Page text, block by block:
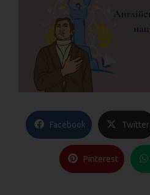
Facebook Twitter
Pinterest